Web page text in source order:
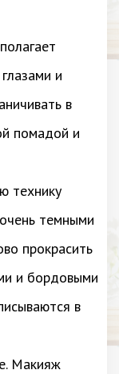
и
в
помадой и
технику
темными
прокрасить
и бордовыми
в
Макияж